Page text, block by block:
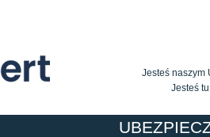
Jesteś naszym
Jesteś